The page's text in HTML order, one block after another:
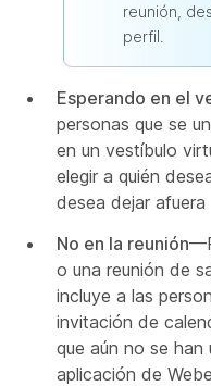
reunión,
perfil.
Esperando en el
personas que se
en un vestíbulo
elegir a quién
desea dejar afuera
No en la reunión
o una reunión de
incluye a las
invitación de
que aún no se han
aplicación de